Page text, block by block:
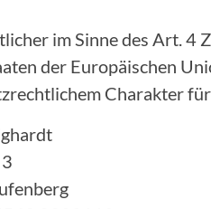
im Sinne des Art. 4
der Europäischen
Charakter